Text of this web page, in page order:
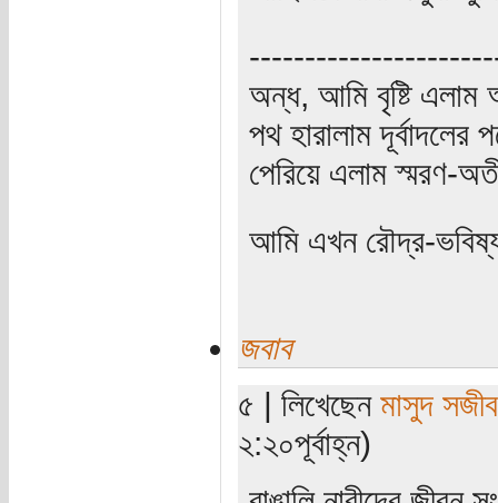
অন্ধ, আমি বৃষ্টি
পথ হারালাম দূর্বাদলের
পেরিয়ে এলাম স্মরণ-
আমি এখন রৌদ্র-
জবাব
৫ | লিখেছেন মাসুদ সজীব
২:২০পূর্বাহ্ন)